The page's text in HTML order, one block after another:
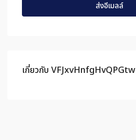
ส่งอีเมลล์
เกี่ยวกับ VFJxvHnfgHvQPGtw